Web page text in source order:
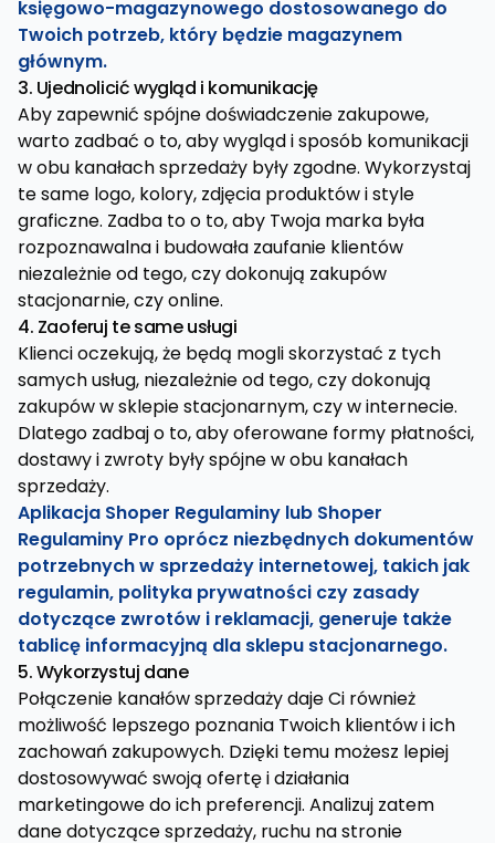
księgowo-magazynowego dostosowanego do
Twoich potrzeb, który będzie magazynem
głównym.
3. Ujednolicić wygląd i komunikację
Aby zapewnić spójne doświadczenie zakupowe,
warto zadbać o to, aby wygląd i sposób komunikacji
w obu kanałach sprzedaży były zgodne. Wykorzystaj
te same logo, kolory, zdjęcia produktów i style
graficzne. Zadba to o to, aby Twoja marka była
rozpoznawalna i budowała zaufanie klientów
niezależnie od tego, czy dokonują zakupów
stacjonarnie, czy online.
4. Zaoferuj te same usługi
Klienci oczekują, że będą mogli skorzystać z tych
samych usług, niezależnie od tego, czy dokonują
zakupów w sklepie stacjonarnym, czy w internecie.
Dlatego zadbaj o to, aby oferowane formy płatności,
dostawy i zwroty były spójne w obu kanałach
sprzedaży.
Aplikacja Shoper Regulaminy lub Shoper
Regulaminy Pro oprócz niezbędnych dokumentów
potrzebnych w sprzedaży internetowej, takich jak
regulamin, polityka prywatności czy zasady
dotyczące zwrotów i reklamacji, generuje także
tablicę informacyjną dla sklepu stacjonarnego.
5. Wykorzystuj dane
Połączenie kanałów sprzedaży daje Ci również
możliwość lepszego poznania Twoich klientów i ich
zachowań zakupowych. Dzięki temu możesz lepiej
dostosowywać swoją ofertę i działania
marketingowe do ich preferencji. Analizuj zatem
dane dotyczące sprzedaży, ruchu na stronie